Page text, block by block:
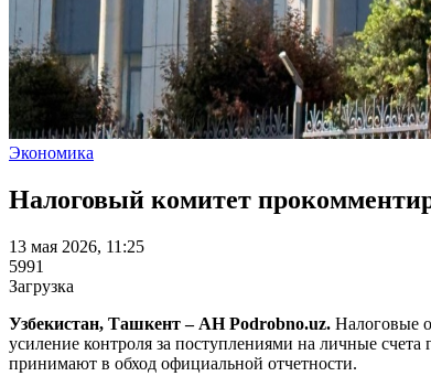
Экономика
Налоговый комитет
13 мая 2026, 11:25
5991
Загрузка
Узбекистан, Ташкент – АН Podrobno.uz. Налоговые
усиление контроля за поступлениями на личные
принимают в обход официальной отчетности.